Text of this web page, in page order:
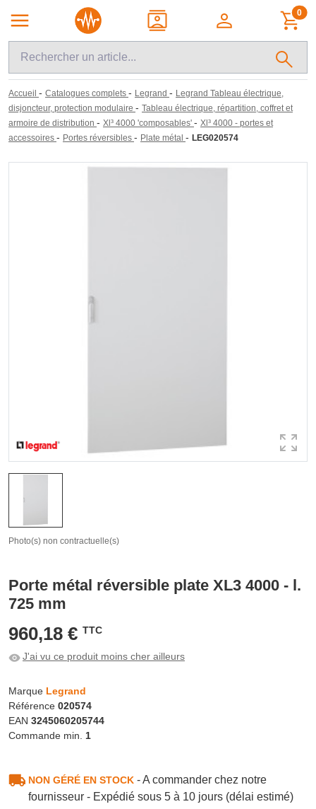
0
Accueil - Catalogues complets - Legrand - Legrand Tableau électrique,
disjoncteur, protection modulaire - Tableau électrique, répartition, coffret et
armoire de distribution - Xl³ 4000 'composables' - Xl³ 4000 - portes et
accessoires - Portes réversibles - Plate métal - LEG020574
Photo(s) non contractuelle(s)
Porte métal réversible plate XL3 4000 - l.
725 mm
960,18 € TTC
J'ai vu ce produit moins cher ailleurs
Marque Legrand
Référence 020574
EAN 3245060205744
Commande min. 1
NON GÉRÉ EN STOCK- A commander chez notre
fournisseur - Expédié sous 5 à 10 jours (délai estimé)